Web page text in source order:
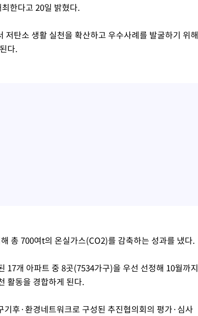
한다고 20일 밝혔다.
저탄소 생활 실천을 확산하고 우수사례를 발굴하기 위해
다.
총 700여t의 온실가스(CO2)를 감축하는 성과를 냈다.
17개 아파트 중 8곳(7534가구)을 우선 선정해 10월까지
활동을 경합하게 된다.
후·환경네트워크로 구성된 추진협의회의 평가·심사